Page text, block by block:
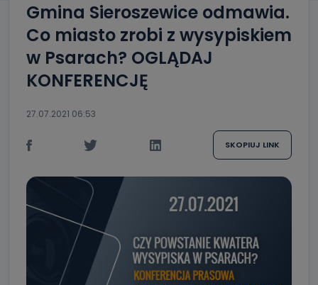
Gmina Sieroszewice odmawia.
Co miasto zrobi z wysypiskiem
w Psarach? OGLĄDAJ
KONFERENCJĘ
27.07.2021 06:53
SKOPIUJ LINK